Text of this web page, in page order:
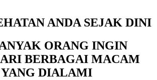
ANDA SEJAK DINI
ORANG INGIN
BERBAGAI MACAM
DIALAMI